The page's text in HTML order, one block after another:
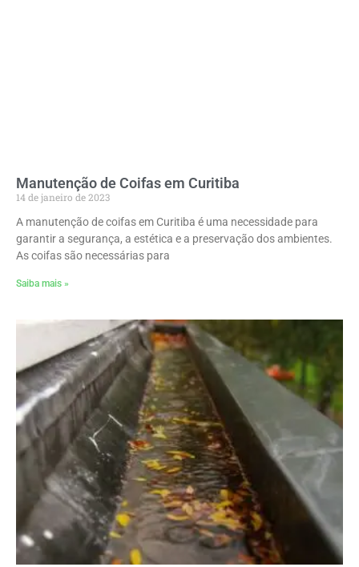
Manutenção de Coifas em Curitiba
14 de janeiro de 2023
A manutenção de coifas em Curitiba é uma necessidade para
garantir a segurança, a estética e a preservação dos ambientes.
As coifas são necessárias para
Saiba mais »